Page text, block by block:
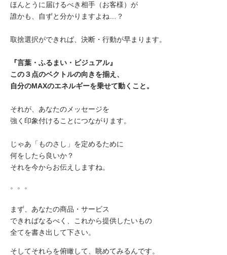
ほんとうに届けるべき相手（お客様）が
誰かも、自ずと分かりますよね…？
取捨選択ができれば、決断・行動が早まります。
『言葉・ふるまい・ビジュアル』
この３点のベクトルの向きを揃え、
自分のMAXのエネルギーを乗せて動くこと。
それが、あなたのメッセージを
強く印象付けることにつながります。
じゃあ「ものさし」を定めるために
何をしたら良いか？
それを今からお伝えしますね。
。。。
まず、あなたの商品・サービス
できればなるべく、これから提供したいもの
全てを書き出して下さい。
そしてそれらを俯瞰して、眺めてみるんです。